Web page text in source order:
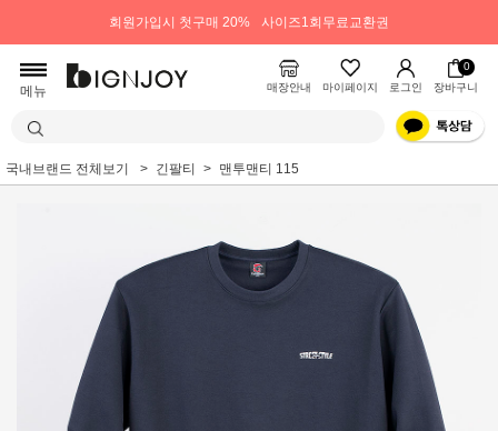
회원가입시 첫구매 20% 사이즈1회무료교환권
메뉴 매장안내 마이페이지 로그인
0
장바구니
국내브랜드 전체보기 긴팔티 맨투맨티 115